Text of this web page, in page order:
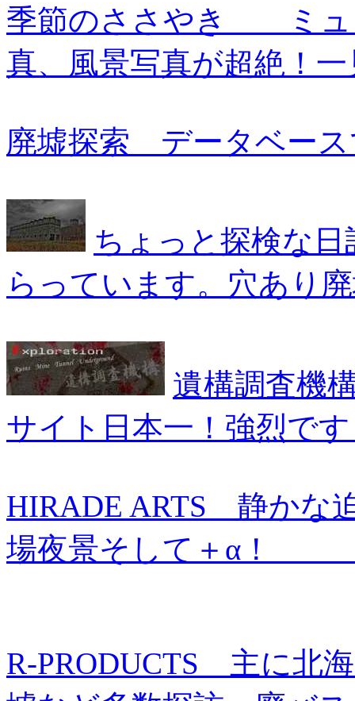
季節のささやき ミュ
真、風景写真が超絶！
廃墟探索 データベース
ちょっと探検な
らっています。穴あり
遺構調査機
サイト日本一！強烈で
HIRADE ARTS 静かな
場夜景そして＋α
R-PRODUCTS 主に北